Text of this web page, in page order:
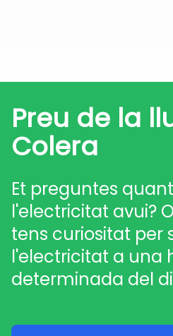
Preu de la
Colera
Et preguntes
l'electricitat avui?
tens curiositat per
l'electricitat a una
determinada del